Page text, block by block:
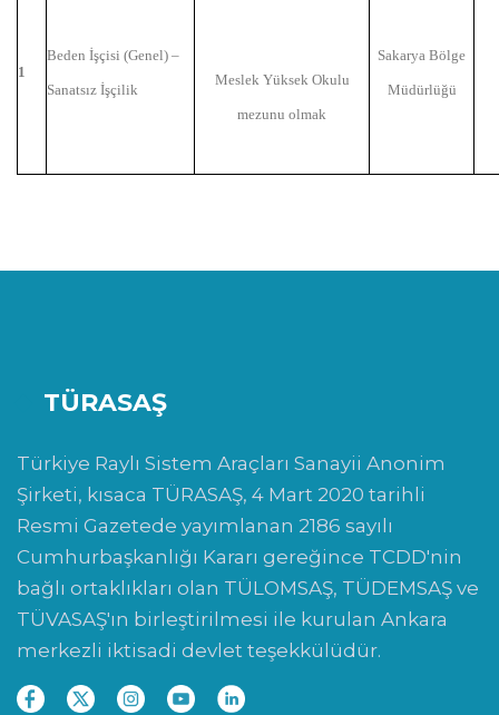
1
Beden İşçisi (Genel) –
Sanatsız İşçilik
Meslek Yüksek Okulu
mezunu olmak
Sakarya Bölge
Müdürlüğü
TÜRASAŞ
Türkiye Raylı Sistem Araçları Sanayii Anonim
Şirketi, kısaca TÜRASAŞ, 4 Mart 2020 tarihli
Resmi Gazetede yayımlanan 2186 sayılı
Cumhurbaşkanlığı Kararı gereğince TCDD'nin
bağlı ortaklıkları olan TÜLOMSAŞ, TÜDEMSAŞ ve
TÜVASAŞ'ın birleştirilmesi ile kurulan Ankara
merkezli iktisadi devlet teşekkülüdür.